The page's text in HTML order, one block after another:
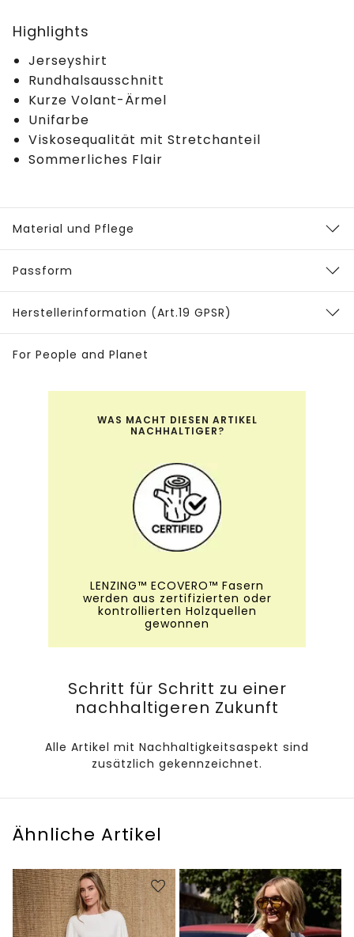
Highlights
Jerseyshirt
Rundhalsausschnitt
Kurze Volant-Ärmel
Unifarbe
Viskosequalität mit Stretchanteil
Sommerliches Flair
Material und Pflege
Passform
Herstellerinformation (Art.19 GPSR)
For People and Planet
WAS MACHT DIESEN ARTIKEL
NACHHALTIGER?
LENZING™ ECOVERO™ Fasern
werden aus zertifizierten oder
kontrollierten Holzquellen
gewonnen
Schritt für Schritt zu einer
nachhaltigeren Zukunft
Alle Artikel mit Nachhaltigkeitsaspekt sind
zusätzlich gekennzeichnet.
Ähnliche Artikel